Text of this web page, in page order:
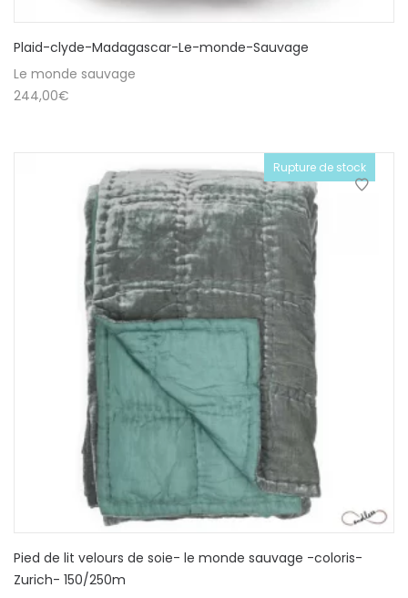
Plaid-clyde-Madagascar-Le-monde-Sauvage
Le monde sauvage
244,00€
Rupture de stock
Pied de lit velours de soie- le monde sauvage -coloris-
Zurich- 150/250m